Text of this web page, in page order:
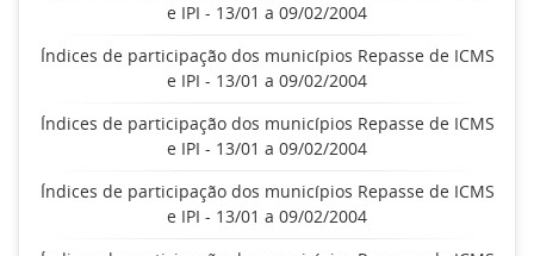
e IPI - 13/01 a 09/02/2004
Índices de participação dos municípios Repasse de ICMS
e IPI - 13/01 a 09/02/2004
Índices de participação dos municípios Repasse de ICMS
e IPI - 13/01 a 09/02/2004
Índices de participação dos municípios Repasse de ICMS
e IPI - 13/01 a 09/02/2004